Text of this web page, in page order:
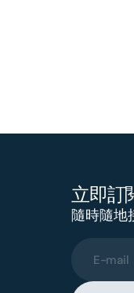
立即訂
隨時隨地
E-mail